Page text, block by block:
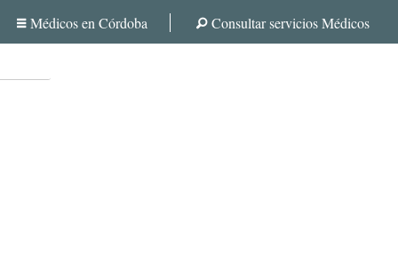
Médicos en Córdoba Consultar servicios Médicos